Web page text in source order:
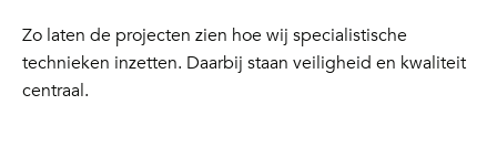
Zo laten de projecten zien hoe wij specialistische
technieken inzetten. Daarbij staan veiligheid en kwaliteit
centraal.